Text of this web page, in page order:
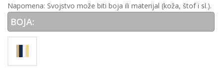
Napomena: Svojstvo može biti boja ili materijal (koža, štof i sl.).
BOJA: